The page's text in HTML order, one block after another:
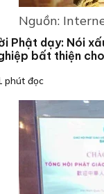
Nguồn:
Phật dạy: Nói
bất thiện
phút đọc